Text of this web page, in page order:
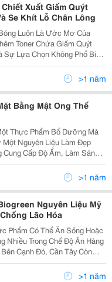
Xuất Giấm Quýt
Se Khít Lỗ Chân Lông
Luôn Là Ước Mơ Của
Toner Chứa Giấm Quýt
Sự Lựa Chọn Không Phổ Biến
Sóc Làn Da. Notseeback
Là Một Toner Giấm Quýt>1 năm
Bằng Mật Ong Thế
Thực Phẩm Bổ Dưỡng Mà
Nguyên Liệu Làm Đẹp
Cấp Độ Ẩm, Làm Sáng
Mật Ong Trở Thành Lựa
Ai Muốn Có Làn Da Căng
>1 năm
Nguyên Liệu Mỹ
Lão Hóa
Phẩm Có Thể Ăn Sống Hoặc
Nhiều Trong Chế Độ Ăn Hàng
Cạnh Đó, Cần Tây Còn
Để Chăm Sóc Da Rất
Hiệu Quả. Chiết Xuất Cần Tây Là Gì? - Chiết Xuất Cần...
>1 năm